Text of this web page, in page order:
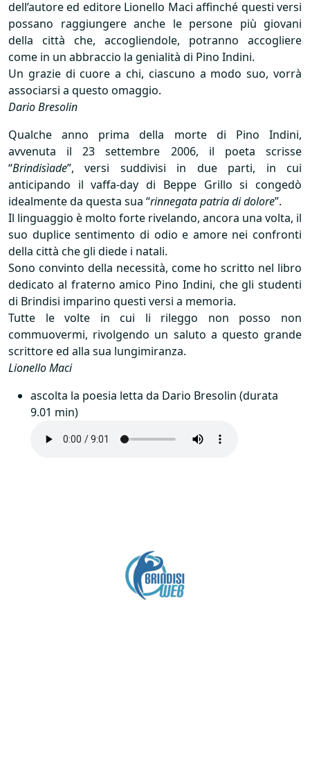
dell’autore ed editore Lionello Maci affinché questi versi
possano raggiungere anche le persone più giovani
della città che, accogliendole, potranno accogliere
come in un abbraccio la genialità di Pino Indini.
Un grazie di cuore a chi, ciascuno a modo suo, vorrà
associarsi a questo omaggio.
Dario Bresolin
Qualche anno prima della morte di Pino Indini,
avvenuta il 23 settembre 2006, il poeta scrisse
“Brindisìade”, versi suddivisi in due parti, in cui
anticipando il vaffa-day di Beppe Grillo si congedò
idealmente da questa sua “rinnegata patria di dolore”.
Il linguaggio è molto forte rivelando, ancora una volta, il
suo duplice sentimento di odio e amore nei confronti
della città che gli diede i natali.
Sono convinto della necessità, come ho scritto nel libro
dedicato al fraterno amico Pino Indini, che gli studenti
di Brindisi imparino questi versi a memoria.
Tutte le volte in cui li rileggo non posso non
commuovermi, rivolgendo un saluto a questo grande
scrittore ed alla sua lungimiranza.
Lionello Maci
ascolta la poesia letta da Dario Bresolin (durata
9.01 min)